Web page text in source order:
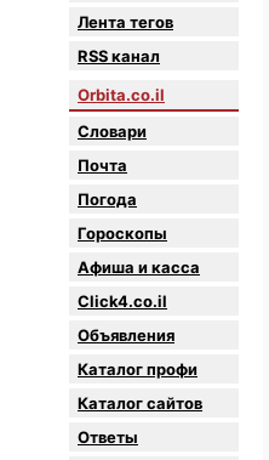
Лента тегов
RSS канал
Orbita.co.il
Словари
Почта
Погода
Гороскопы
Афиша и касса
Click4.co.il
Объявления
Каталог профи
Каталог сайтов
Oтветы